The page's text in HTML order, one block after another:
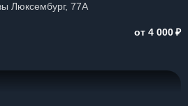
Люксембург, 77А
от 4 000₽